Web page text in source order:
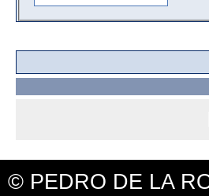
© PEDRO DE LA